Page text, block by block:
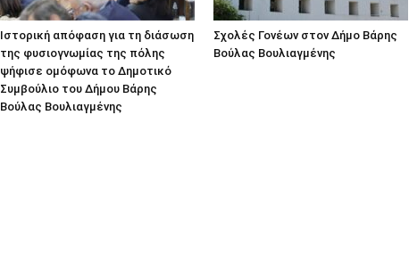
Ιστορική απόφαση για τη διάσωση
της φυσιογνωμίας της πόλης
ψήφισε ομόφωνα το Δημοτικό
Συμβούλιο του Δήμου Βάρης
Βούλας Βουλιαγμένης
Σχολές Γονέων στον Δήμο Βάρης
Βούλας Βουλιαγμένης